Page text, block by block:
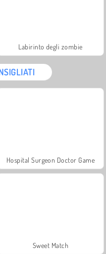
Labirinto degli zombie
Hospital Surgeon Doctor Game
Sweet Match